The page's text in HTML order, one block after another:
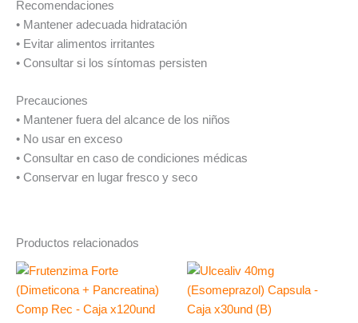
Recomendaciones
• Mantener adecuada hidratación
• Evitar alimentos irritantes
• Consultar si los síntomas persisten
Precauciones
• Mantener fuera del alcance de los niños
• No usar en exceso
• Consultar en caso de condiciones médicas
• Conservar en lugar fresco y seco
Productos relacionados